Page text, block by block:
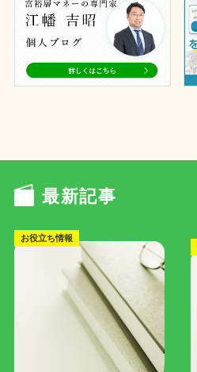
最新記事
お役立ち情報